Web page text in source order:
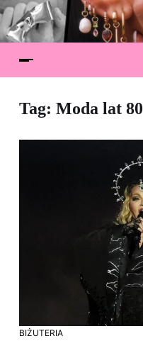
Tag: Moda lat 80
BIŻUTERIA